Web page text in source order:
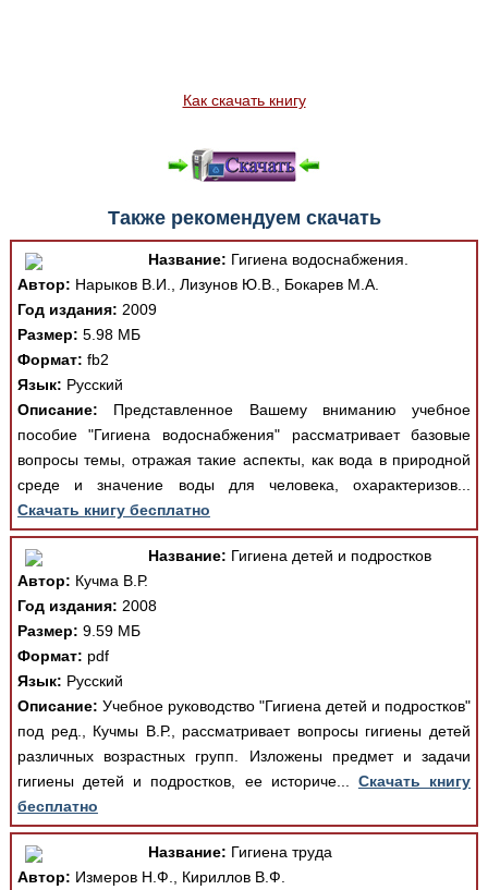
Как скачать книгу
Также рекомендуем скачать
Название: Гигиена водоснабжения.
Автор: Нарыков В.И., Лизунов Ю.В., Бокарев М.А.
Год издания: 2009
Размер: 5.98 МБ
Формат: fb2
Язык: Русский
Описание: Представленное Вашему вниманию учебное
пособие "Гигиена водоснабжения" рассматривает базовые
вопросы темы, отражая такие аспекты, как вода в природной
среде и значение воды для человека, охарактеризов...
Скачать книгу бесплатно
Название: Гигиена детей и подростков
Автор: Кучма В.Р.
Год издания: 2008
Размер: 9.59 МБ
Формат: pdf
Язык: Русский
Описание: Учебное руководство "Гигиена детей и подростков"
под ред., Кучмы В.Р., рассматривает вопросы гигиены детей
различных возрастных групп. Изложены предмет и задачи
гигиены детей и подростков, ее историче... Скачать книгу
бесплатно
Название: Гигиена труда
Автор: Измеров Н.Ф., Кириллов В.Ф.